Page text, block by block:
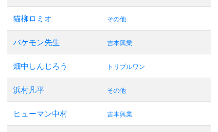
猫柳ロミオ その他
バケモン先生 吉本興業
畑中しんじろう トリプルワン
浜村凡平 その他
ヒューマン中村 吉本興業